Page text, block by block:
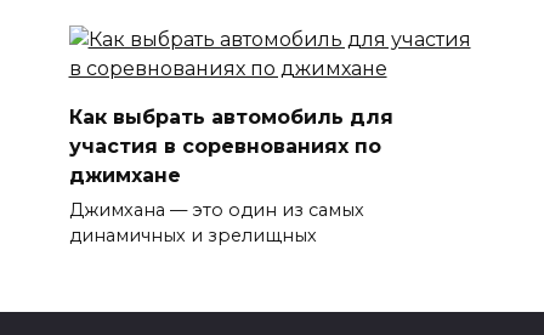
Как выбрать автомобиль для
участия в соревнованиях по
джимхане
Джимхана — это один из самых
динамичных и зрелищных